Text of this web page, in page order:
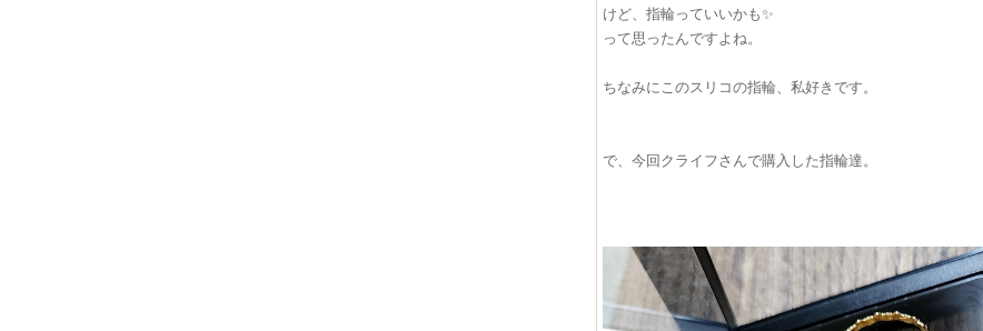
けど、指輪っていいかも✨
って思ったんですよね。
ちなみにこのスリコの指輪、私好きです。
で、今回クライフさんで購入した指輪達。